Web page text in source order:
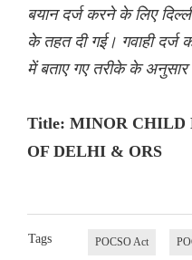
बयान दर्ज करने के लिए
के तहत दी गई। गवाही दर्ज
में बताए गए तरीके के अनुसार
Title: MINOR CHILD
OF DELHI & ORS
Tags POCSO Act